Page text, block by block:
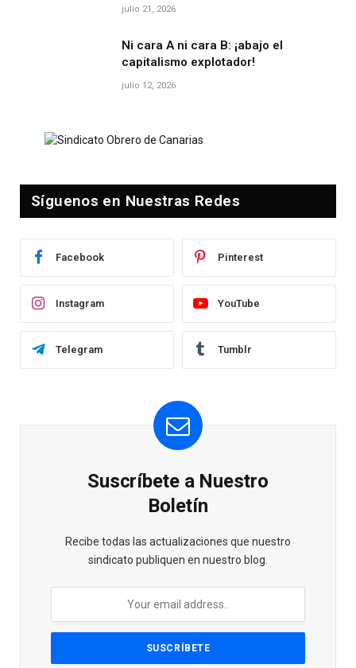
julio 21, 2026
Ni cara A ni cara B: ¡abajo el
capitalismo explotador!
julio 12, 2026
Síguenos en Nuestras Redes
Facebook Pinterest
Instagram YouTube
Telegram Tumblr
Suscríbete a Nuestro
Boletín
Recibe todas las actualizaciones que nuestro
sindicato publiquen en nuestro blog.